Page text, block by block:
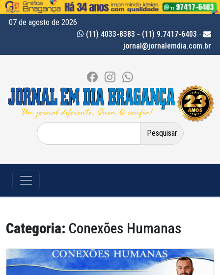
07 de agosto de 2026
(11) 4033-8383 - (11) 9.7417-6403 -
jornal@jornalemdia.com.br
Pesquisar
por:
Categoria: Conexões Humanas